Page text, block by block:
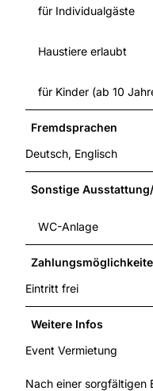
für Individualgäste
Haustiere erlaubt
für Kinder (ab 10
Fremdsprachen
Deutsch, Englisch
Sonstige
WC-Anlage
Eintritt frei
Weitere Infos
Event Vermietung
Nach einer sorgfältigen